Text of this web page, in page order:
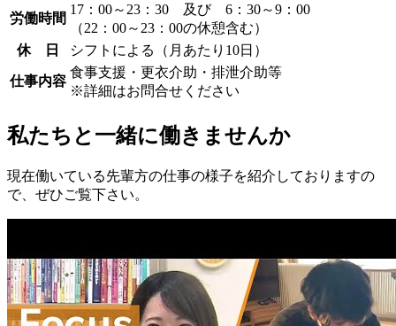
労働時間
17：00～23：30 及び 6：30～9：00
（22：00～23：00の休憩含む）
休 日
シフトによる（月あたり10日）
仕事内容
食事支援・更衣介助・排泄介助等
※詳細はお問合せください
私たちと一緒に働きませんか
現在働いている先輩方の仕事の様子を紹介しておりますの
で、ぜひご覧下さい。